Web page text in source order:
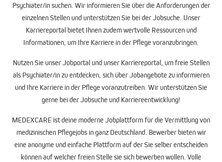
Psychiater/in suchen. Wir informieren Sie über die Anforderungen der
einzelnen Stellen und unterstützen Sie bei derJobsuche . Unser
Karriereportalbietet Ihnen zudem wertvolle Ressourcen und
Informationen, um Ihre Karriere in der Pflege voranzubringen.
Nutzen Sie unserJobportalund unser Karriereportal, um freie Stellen
als Psychiater/in zu entdecken, sich über Jobangebote zu informieren
und Ihre Karriere in der Pflege voranzutreiben. Wir unterstützen Sie
gerne bei der Jobsuche und Karriereentwicklung!
MEDEXCARE ist deine moderneJobplattformfür die Vermittlung von
medizinischenPflegejobs in ganz Deutschland. Bewerber bieten wir
eine anonyme und einfache Plattform auf der Sie selber entscheiden
können auf welcher freien Stelle sie sich bewerben wollen. Volle